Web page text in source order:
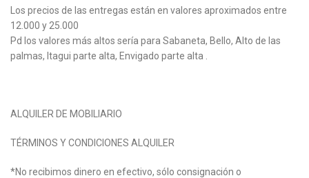
Los precios de las entregas están en valores aproximados entre
12.000 y 25.000
Pd los valores más altos sería para Sabaneta, Bello, Alto de las
palmas, Itagui parte alta, Envigado parte alta .
ALQUILER DE MOBILIARIO
TÉRMINOS Y CONDICIONES ALQUILER
*No recibimos dinero en efectivo, sólo consignación o